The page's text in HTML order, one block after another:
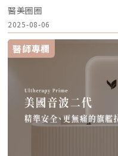
的黃金位置： 顴骨高點：啟動中
交界：透過提升肌膚彈力，自
臉部外側緊緻度，讓輪廓不再
弛，恢復皮膚原有的拉力。 下
緣的曲線。這五個點位並非用來
尿酸在皮下如水幕般擴散，誘
隱形的「彈力網」，讓下顎線
紋：修復彈力纖維的救星頸部
彈力纖維斷裂。傳統填充型玻
膚過薄而產生凸起（毛毛蟲現
滲透進頸部真皮層，不是填平
力，是目前改善頸部質感的首
雙手最容易因彈力蛋白流失而
充」的方式，啟動手背肌膚的
重塑增加組織的彈性與結構感
雅的肌膚張力。4. 口周細紋：
唇周紋，若使用傳統填充物，
Profhilo 透過液態拉皮的原理，
點。我們將帶你全面認識這項創
與常見問題，一次搞懂「逆時
麼？ 璞菲洛是一項注射型玻尿
低分子玻尿酸皮下植入劑」，在
與傳統玻尿酸不同，璞菲洛不以
remodeling）方式，喚醒肌膚
的生成，達到自然緊緻與改善膚
洛之所以能引發醫美界關注，
透過獨特技術從根本上改善肌
獨特「生物重塑」機制：啟動
利高、低分子量玻尿酸複合配
層的纖維母細胞、角質細胞和
生，從源頭改善肌膚鬆弛與老
整體膚質有別於傳統玻尿酸的
真皮層與皮下組織。這使得它
度與彈性 深層補水、改善乾燥
的效果：告別「饅化臉」璞菲
膚本身的飽滿度與光澤，而不
醫美圈圈
2025-08-06
醫師專欄